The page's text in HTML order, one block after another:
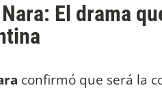
El drama
confirmó que será la